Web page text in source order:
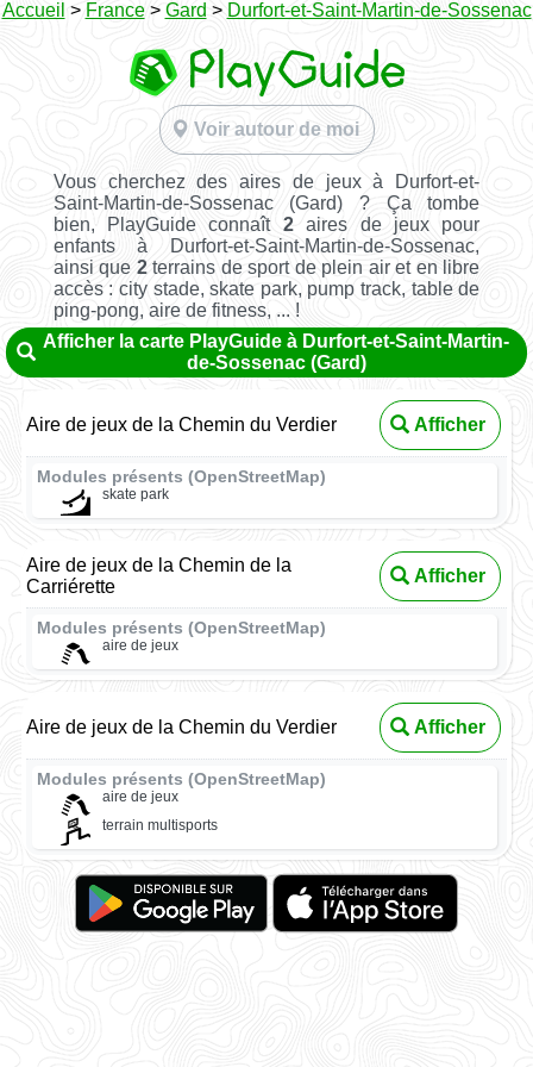
Accueil > France> Gard > Durfort-et-Saint-Martin-de-Sossenac
Voir autour de moi
Vous cherchez des aires de jeux à Durfort-et-
Saint-Martin-de-Sossenac (Gard) ? Ça tombe
bien, PlayGuide connaît 2aires de jeux pour
enfants à Durfort-et-Saint-Martin-de-Sossenac,
ainsi que 2terrains de sport de plein air et en libre
accès : city stade, skate park, pump track, table de
ping-pong, aire de fitness, ... !
Afficher la carte PlayGuide à Durfort-et-Saint-Martin-
de-Sossenac (Gard)
Aire de jeux de la Chemin du Verdier Afficher
Modules présents (OpenStreetMap)
skate park
Aire de jeux de la Chemin de la
Carriérette
Afficher
Modules présents (OpenStreetMap)
aire de jeux
Aire de jeux de la Chemin du Verdier Afficher
Modules présents (OpenStreetMap)
aire de jeux
terrain multisports